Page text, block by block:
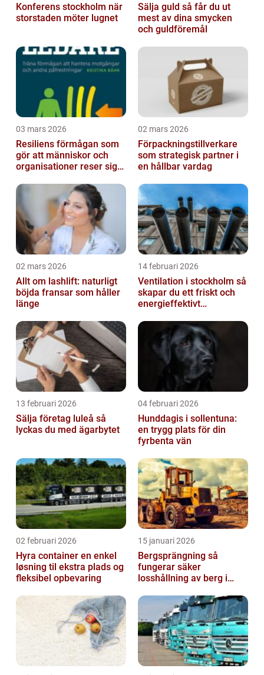
Konferens stockholm när
storstaden möter lugnet
Sälja guld så får du ut
mest av dina smycken
och guldföremål
03 mars 2026
Resiliens förmågan som
gör att människor och
organisationer reser sig
02 mars 2026
Förpackningstillverkare
som strategisk partner i
en hållbar vardag
02 mars 2026
Allt om lashlift: naturligt
böjda fransar som håller
länge
14 februari 2026
Ventilation i stockholm så
skapar du ett friskt och
energieffektivt
13 februari 2026
Sälja företag luleå så
lyckas du med ägarbytet
04 februari 2026
Hunddagis i sollentuna:
en trygg plats för din
fyrbenta vän
02 februari 2026
Hyra container en enkel
løsning til ekstra plads og
fleksibel opbevaring
15 januari 2026
Bergsprängning så
fungerar säker
losshållning av berg i